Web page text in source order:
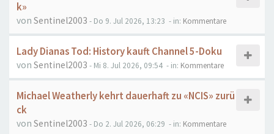
k»
von Sentinel2003 - Do 9. Jul 2026, 13:23 - in: Kommentare
Lady Dianas Tod: History kauft Channel 5-Doku
von Sentinel2003 - Mi 8. Jul 2026, 09:54 - in: Kommentare
Michael Weatherly kehrt dauerhaft zu «NCIS» zurü
ck
von Sentinel2003 - Do 2. Jul 2026, 06:29 - in: Kommentare